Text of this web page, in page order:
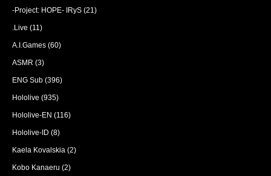
-Project: HOPE- IRyS (21)
.Live (11)
A.I.Games (60)
ASMR (3)
ENG Sub (396)
Hololive (935)
Hololive-EN (116)
Hololive-ID (8)
Kaela Kovalskia (2)
Kobo Kanaeru (2)